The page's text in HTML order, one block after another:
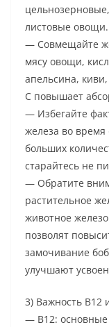
листовые овощи.
— Совмещайте
мясу овощи,
апельсина,
C повышает
— Избегайте
железа во
больших
старайтесь не
— Обратите
растительное
животное
позволят
замочивание
улучшают
3) Важность B12
— B12: